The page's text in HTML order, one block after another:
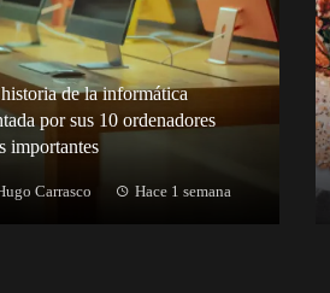
de la informática
por sus 10 ordenadores
importantes
Carrasco Hace 1 semana